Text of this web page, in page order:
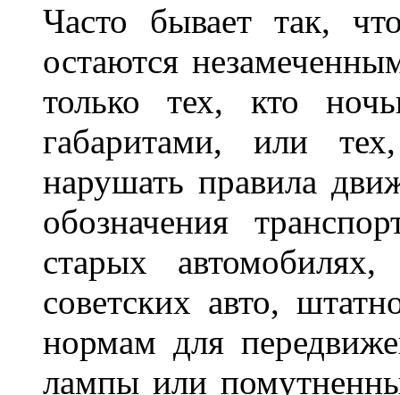
Часто бывает так,
остаются
только тех, кто
габаритами, или
нарушать правила
обозначения
старых
советских авто,
нормам для
лампы или